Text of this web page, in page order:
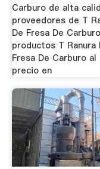
Carburo de alta
proveedores de T
De Fresa De
productos T Ranura
Fresa De Carburo al
precio en